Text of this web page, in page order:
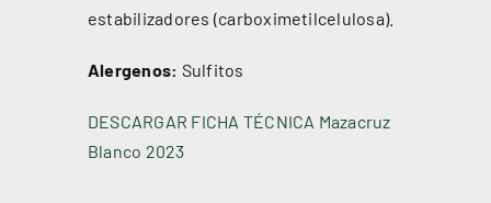
estabilizadores (carboximetilcelulosa).
Alergenos: Sulfitos
DESCARGAR FICHA TÉCNICA Mazacruz
Blanco 2023